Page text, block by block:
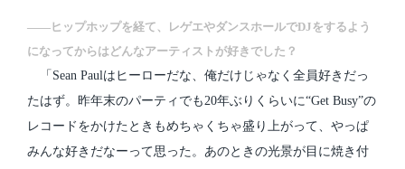
――ヒップホップを経て、レゲエやダンスホールでDJをするよう
になってからはどんなアーティストが好きでした？
「Sean Paulはヒーローだな、俺だけじゃなく全員好きだっ
たはず。昨年末のパーティでも20年ぶりくらいに“Get Busy”の
レコードをかけたときもめちゃくちゃ盛り上がって、やっぱ
みんな好きだなーって思った。あのときの光景が目に焼き付